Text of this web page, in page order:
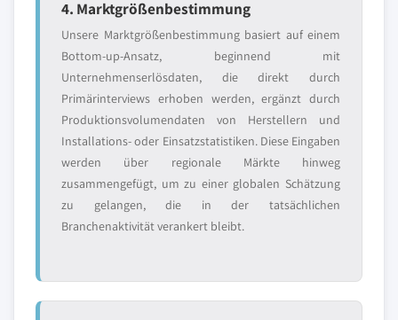
4. Marktgrößenbestimmung
Unsere Marktgrößenbestimmung basiert auf einem
Bottom-up-Ansatz, beginnend mit
Unternehmenserlösdaten, die direkt durch
Primärinterviews erhoben werden, ergänzt durch
Produktionsvolumendaten von Herstellern und
Installations- oder Einsatzstatistiken. Diese Eingaben
werden über regionale Märkte hinweg
zusammengefügt, um zu einer globalen Schätzung
zu gelangen, die in der tatsächlichen
Branchenaktivität verankert bleibt.